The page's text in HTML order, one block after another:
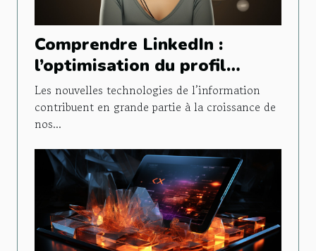
Comprendre LinkedIn :
l’optimisation du profil
personnel
Les nouvelles technologies de l’information
contribuent en grande partie à la croissance de
nos...